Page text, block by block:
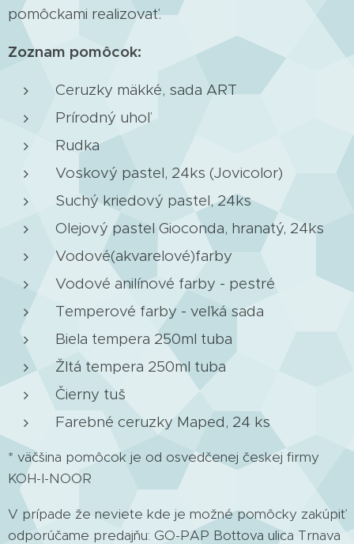
pomôckami realizovať.
Zoznam pomôcok:
Ceruzky mäkké, sada ART
Prírodný uhoľ
Rudka
Voskový pastel, 24ks (Jovicolor)
Suchý kriedový pastel, 24ks
Olejový pastel Gioconda, hranatý, 24ks
Vodové(akvarelové)farby
Vodové anilínové farby - pestré
Temperové farby - veľká sada
Biela tempera 250ml tuba
Žltá tempera 250ml tuba
Čierny tuš
Farebné ceruzky Maped, 24 ks
* väčšina pomôcok je od osvedčenej českej firmy
KOH-I-NOOR
V prípade že neviete kde je možné pomôcky zakúpiť
odporúčame predajňu: GO-PAP Bottova ulica Trnava